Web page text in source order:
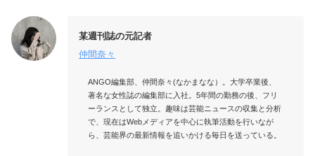
某週刊誌の元記者
仲間奈々
ANGO編集部、仲間奈々(なかまなな）。大学卒業後、
著名な女性誌の編集部に入社。5年間の勤務の後、フリ
ーランスとして独立。趣味は芸能ニュースの収集と分析
で、現在はWebメディアを中心に執筆活動を行いなが
ら、芸能界の最新情報を追いかける毎日を送っている。